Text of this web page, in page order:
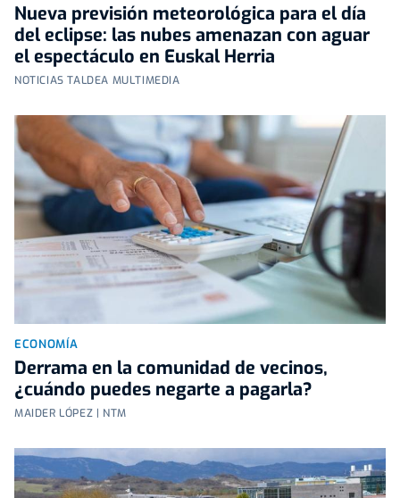
Nueva previsión meteorológica para el día
del eclipse: las nubes amenazan con aguar
el espectáculo en Euskal Herria
NOTICIAS TALDEA MULTIMEDIA
ECONOMÍA
Derrama en la comunidad de vecinos,
¿cuándo puedes negarte a pagarla?
MAIDER LÓPEZ | NTM